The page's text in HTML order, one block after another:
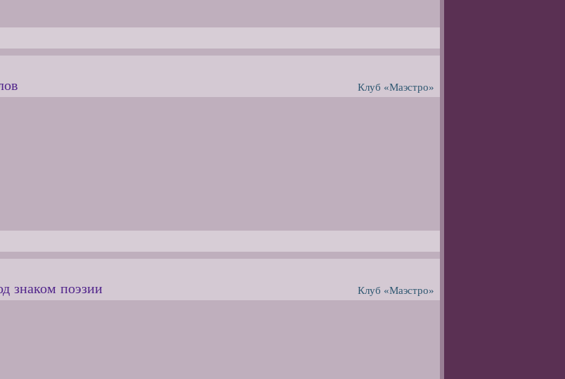
Клуб «Маэстро»
знаком поэзии Клуб «Маэстро»